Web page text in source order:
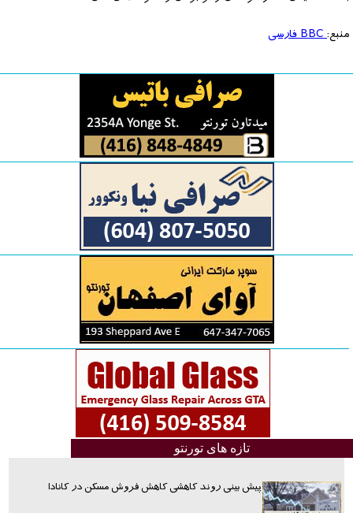
منبع:BBC فارسی
تازه های تورنتو
پیش بینی روند کاهشی کاهش فروش مسکن در کانادا